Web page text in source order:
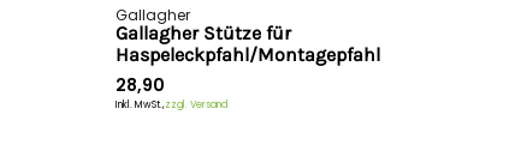
Gallagher
Gallagher Stütze für
Haspeleckpfahl/Montagepfahl
28,90
Inkl. MwSt.,zzgl. Versand